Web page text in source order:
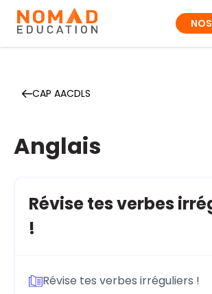
CAP AACDLS
Anglais
Révise tes verbes
!
Révise tes verbes irréguliers !